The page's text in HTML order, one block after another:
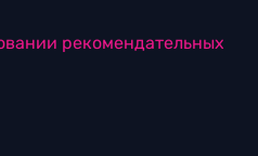
рекомендательных